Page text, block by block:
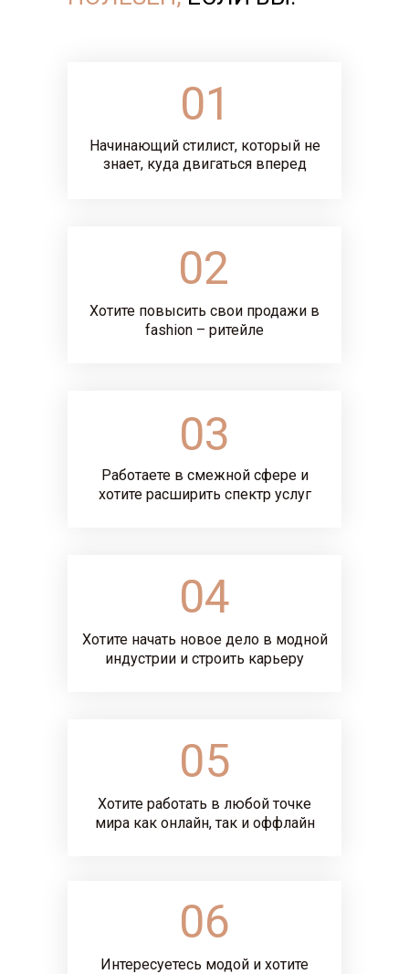
Интересуетесь модой и хотите
06
Начинающий стилист, который не
знает, куда двигаться вперед
Хотите начать новое дело в модной
индустрии и строить карьеру
Хотите повысить свои продажи в
fashion – ритейле
Хотите работать в любой точке
мира как онлайн, так и оффлайн
Работаете в смежной сфере и
хотите расширить спектр услуг
01
04
05
02
03